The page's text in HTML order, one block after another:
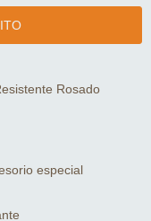
Rosado
especial